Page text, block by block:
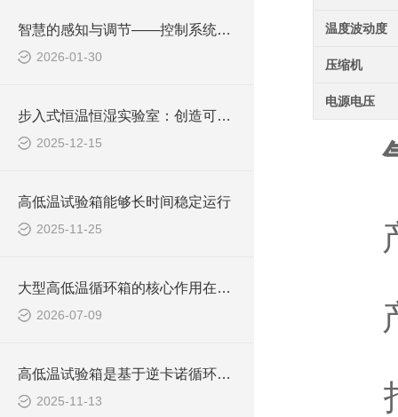
智慧的感知与调节——控制系统在温度均匀性中的核心作用
2026-01-30
步入式恒温恒湿实验室：创造可控环境的基石
2025-12-15
高低温试验箱能够长时间稳定运行
2025-11-25
大型高低温循环箱的核心作用在于温度场的准确调控
2026-07-09
高低温试验箱是基于逆卡诺循环原理设计的
2025-11-13
温度波动度
压缩机
电源电压
产
产
指